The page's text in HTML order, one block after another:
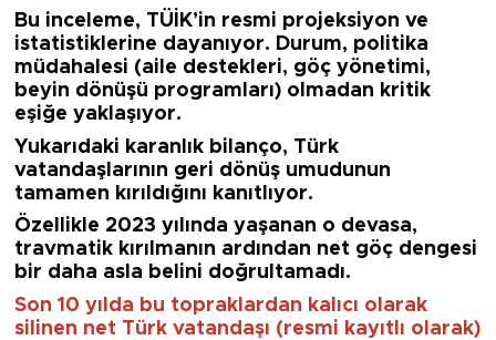
Bu inceleme, TÜİK’in resmi projeksiyon ve
istatistiklerine dayanıyor. Durum, politika
müdahalesi (aile destekleri, göç yönetimi,
beyin dönüşü programları) olmadan kritik
eşiğe yaklaşıyor.
Yukarıdaki karanlık bilanço, Türk
vatandaşlarının geri dönüş umudunun
tamamen kırıldığını kanıtlıyor.
Özellikle 2023 yılında yaşanan o devasa,
travmatik kırılmanın ardından net göç dengesi
bir daha asla belini doğrultamadı.
Son 10 yılda bu topraklardan kalıcı olarak
silinen net Türk vatandaşı (resmi kayıtlı olarak)